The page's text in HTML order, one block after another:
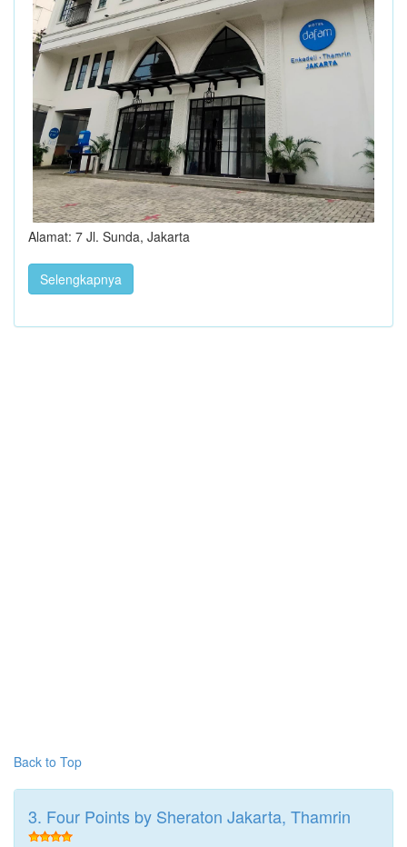
Alamat: 7 Jl. Sunda, Jakarta
Selengkapnya
Back to Top
3. Four Points by Sheraton Jakarta, Thamrin